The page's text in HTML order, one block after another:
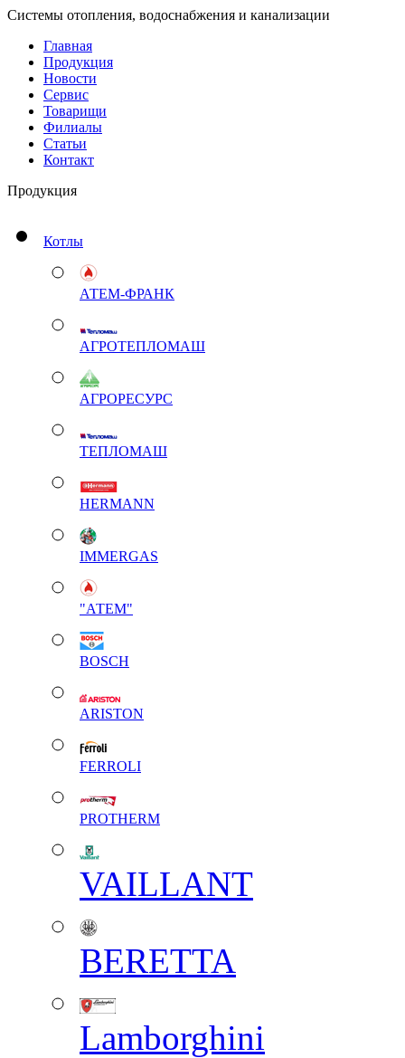
Системы отопления, водоснабжения и канализации
Главная
Продукция
Новости
Сервис
Товарищи
Филиалы
Статьи
Контакт
Продукция
Котлы
АТЕМ-ФРАНК
АГРОТЕПЛОМАШ
АГРОРЕСУРС
ТЕПЛОМАШ
HERMANN
IMMERGAS
"АТЕМ"
BOSCH
ARISTON
FERROLI
PROTHERM
VAILLANT
BERETTA
Lamborghini